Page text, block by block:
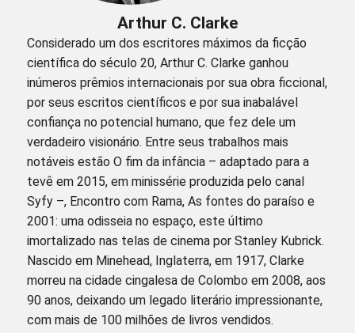
Arthur C. Clarke
Considerado um dos escritores máximos da ficção
científica do século 20, Arthur C. Clarke ganhou
inúmeros prêmios internacionais por sua obra ficcional,
por seus escritos científicos e por sua inabalável
confiança no potencial humano, que fez dele um
verdadeiro visionário. Entre seus trabalhos mais
notáveis estão O fim da infância – adaptado para a
tevê em 2015, em minissérie produzida pelo canal
Syfy –, Encontro com Rama, As fontes do paraíso e
2001: uma odisseia no espaço, este último
imortalizado nas telas de cinema por Stanley Kubrick.
Nascido em Minehead, Inglaterra, em 1917, Clarke
morreu na cidade cingalesa de Colombo em 2008, aos
90 anos, deixando um legado literário impressionante,
com mais de 100 milhões de livros vendidos.